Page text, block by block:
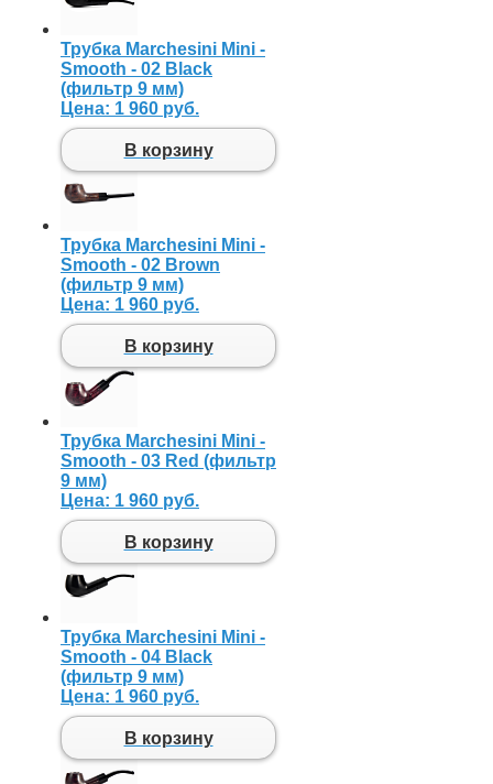
Трубка Marchesini Mini -
Smooth - 02 Black
(фильтр 9 мм)
Цена: 1 960 руб.
В корзину
Трубка Marchesini Mini -
Smooth - 02 Brown
(фильтр 9 мм)
Цена: 1 960 руб.
В корзину
Трубка Marchesini Mini -
Smooth - 03 Red (фильтр
9 мм)
Цена: 1 960 руб.
В корзину
Трубка Marchesini Mini -
Smooth - 04 Black
(фильтр 9 мм)
Цена: 1 960 руб.
В корзину